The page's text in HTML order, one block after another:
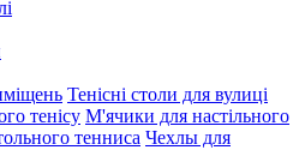
Тенісні столи для вулиці
тенісу М'ячики для настільного
тенниса Чехлы для